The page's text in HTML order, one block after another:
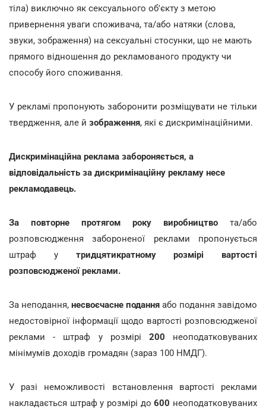
тіла) виключно як сексуального об'єкту з метою
привернення уваги споживача, та/або натяки (слова,
звуки, зображення) на сексуальні стосунки, що не мають
прямого відношення до рекламованого продукту чи
способу його споживання.
У рекламі пропонують заборонити розміщувати не тільки
твердження, але й зображення, які є дискримінаційними.
Дискримінаційна реклама забороняється, а
відповідальність за дискримінаційну рекламу несе
рекламодавець.
За повторне протягом року виробництво та/або
розповсюдження забороненої реклами пропонується
штраф у тридцятикратному розмірі вартості
розповсюдженої реклами.
За неподання, несвоєчасне подання або подання завідомо
недостовірної інформації щодо вартості розповсюдженої
реклами - штраф у розмірі 200 неоподатковуваних
мінімумів доходів громадян (зараз 100 НМДГ).
У разі неможливості встановлення вартості реклами
накладається штраф у розмірі до600 неоподатковуваних